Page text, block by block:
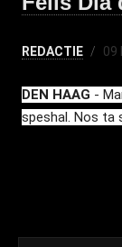
REDACTIE 09
DEN HAAG -
speshal. Nos ta